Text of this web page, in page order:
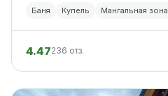
Баня Купель Мангальная зона
4.47236 отз.